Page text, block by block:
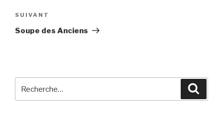
Article
suivant
SUIVANT
Soupe des Anciens
pour